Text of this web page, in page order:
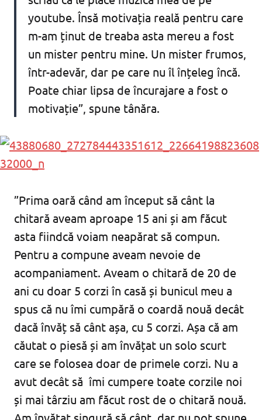
youtube. Însă motivația reală pentru care
m-am ținut de treaba asta mereu a fost
un mister pentru mine. Un mister frumos,
într-adevăr, dar pe care nu îl înțeleg încă.
Poate chiar lipsa de încurajare a fost o
motivație”, spune tânăra.
”Prima oară când am început să cânt la
chitară aveam aproape 15 ani și am făcut
asta fiindcă voiam neapărat să compun.
Pentru a compune aveam nevoie de
acompaniament. Aveam o chitară de 20 de
ani cu doar 5 corzi în casă și bunicul meu a
spus că nu îmi cumpără o coardă nouă decât
dacă învăț să cânt așa, cu 5 corzi. Așa că am
căutat o piesă și am învățat un solo scurt
care se folosea doar de primele corzi. Nu a
avut decât să îmi cumpere toate corzile noi
și mai târziu am făcut rost de o chitară nouă.